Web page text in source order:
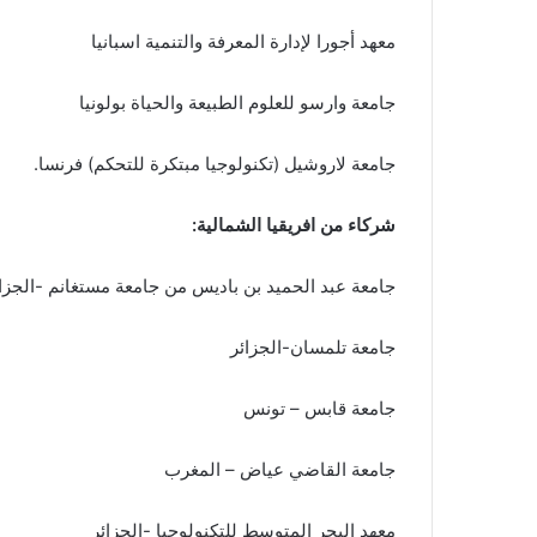
معهد أجورا لإدارة المعرفة والتنمية اسبانيا
جامعة وارسو للعلوم الطبيعة والحياة بولونيا
جامعة لاروشيل (تكنولوجيا مبتكرة للتحكم) فرنسا.
شركاء من افريقيا الشمالية:
جامعة عبد الحميد بن باديس من جامعة مستغانم -
جامعة تلمسان-الجزائر
جامعة قابس – تونس
جامعة القاضي عياض – المغرب
معهد البحر المتوسط ​​للتكنولوجيا -الجزائر